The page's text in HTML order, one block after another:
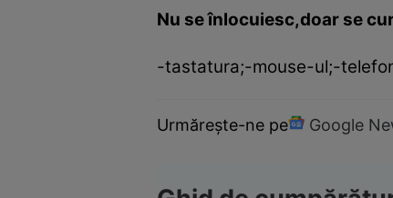
Nu se înlocuiesc,doar se
-tastatura;-mouse-ul;-
Urmărește-ne pe Google